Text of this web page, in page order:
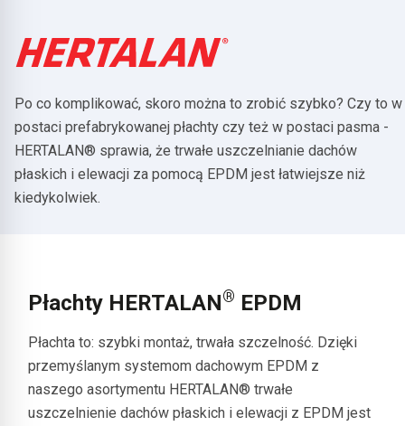
Po co komplikować, skoro można to zrobić szybko? Czy to w
postaci prefabrykowanej płachty czy też w postaci pasma -
HERTALAN® sprawia, że trwałe uszczelnianie dachów
płaskich i elewacji za pomocą EPDM jest łatwiejsze niż
kiedykolwiek.
Płachty HERTALAN® EPDM
Płachta to: szybki montaż, trwała szczelność. Dzięki
przemyślanym systemom dachowym EPDM z
naszego asortymentu HERTALAN® trwałe
uszczelnienie dachów płaskich i elewacji z EPDM jest